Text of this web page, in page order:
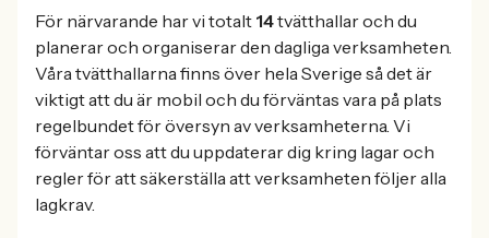
För närvarande har vi totalt 14tvätthallar och du
planerar och organiserar den dagliga verksamheten.
Våra tvätthallarna finns över hela Sverige så det är
viktigt att du är mobil och du förväntas vara på plats
regelbundet för översyn av verksamheterna. Vi
förväntar oss att du uppdaterar dig kring lagar och
regler för att säkerställa att verksamheten följer alla
lagkrav.